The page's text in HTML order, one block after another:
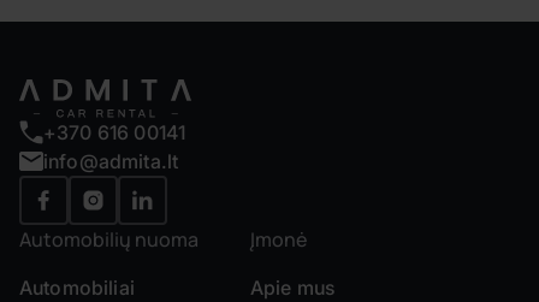
+370 616 00141
info@admita.lt
Automobilių nuoma
Automobiliai
Įmonė
Apie mus